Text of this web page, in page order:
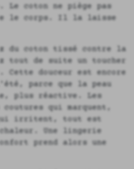
coton ne piège pas
le corps. Il la laisse
du coton tissé contre la
tout de suite un toucher
Cette douceur est encore
parce que la peau
plus réactive. Les
qui marquent,
irritent, tout est
Une lingerie
prend alors une